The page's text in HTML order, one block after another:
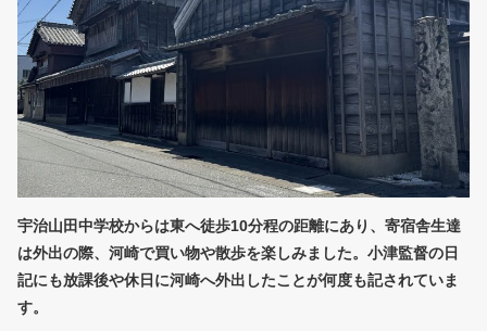
宇治山田中学校からは東へ徒歩10分程の距離にあり、寄宿舎生達
は外出の際、河崎で買い物や散歩を楽しみました。小津監督の日
記にも放課後や休日に河崎へ外出したことが何度も記されていま
す。